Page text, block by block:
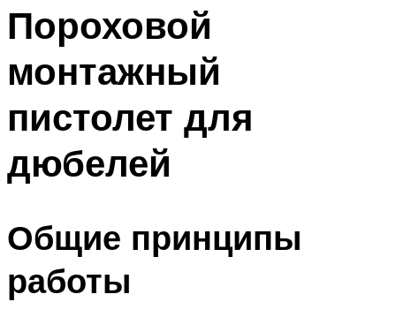
Пороховой
монтажный
пистолет для
дюбелей
Общие принципы
работы